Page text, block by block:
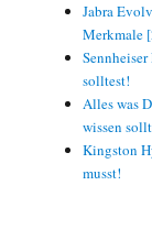
Jabra
Merkmale
solltest!
Alles was
wissen
Kingston
musst!